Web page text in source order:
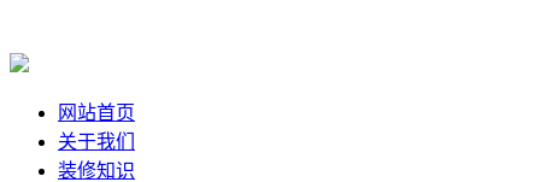
网站首页
关于我们
装修知识